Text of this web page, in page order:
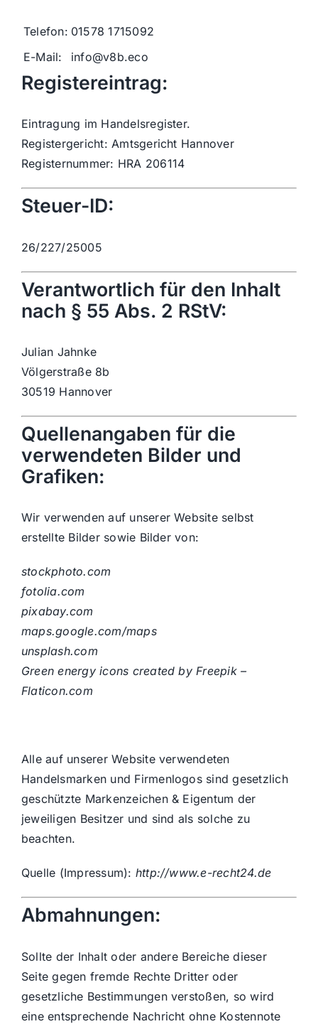
Telefon: 01578 1715092
E-Mail:
info@v8b.eco
Registereintrag:
Eintragung im Handelsregister.
Registergericht: Amtsgericht Hannover
Registernummer: HRA 206114
Steuer-ID:
26/227/25005
Verantwortlich für den Inhalt
nach § 55 Abs. 2 RStV:
Julian Jahnke
Völgerstraße 8b
30519 Hannover
Quellenangaben für die
verwendeten Bilder und
Grafiken:
Wir verwenden auf unserer Website selbst
erstellte Bilder sowie Bilder von:
stockphoto.com
fotolia.com
pixabay.com
maps.google.com/maps
unsplash.com
Green energy icons created by Freepik –
Flaticon.com
Alle auf unserer Website verwendeten
Handelsmarken und Firmenlogos sind gesetzlich
geschützte Markenzeichen & Eigentum der
jeweiligen Besitzer und sind als solche zu
beachten.
Quelle (Impressum): http://www.e-recht24.de
Abmahnungen:
Sollte der Inhalt oder andere Bereiche dieser
Seite gegen fremde Rechte Dritter oder
gesetzliche Bestimmungen verstoßen, so wird
eine entsprechende Nachricht ohne Kostennote